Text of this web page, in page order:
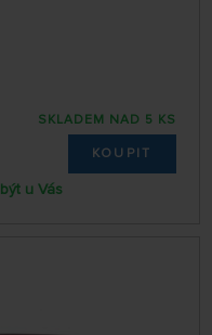
SKLADEM NAD 5 KS
KOUPIT
u Vás